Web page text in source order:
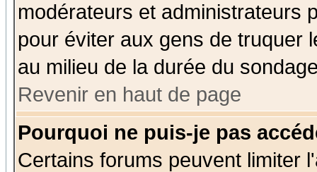
modérateurs et administrateurs
pour éviter aux gens de truquer
au milieu de la durée du
Revenir en haut de page
Pourquoi ne puis-je pas
Certains forums peuvent limiter